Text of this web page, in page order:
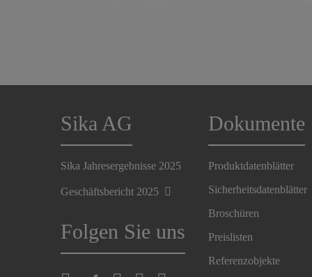
Sika AG
Sika Jahresergebnisse 2025
Geschäftsbericht 2025
Folgen Sie uns
Dokumente
Produktdatenblätter
Sicherheitsdatenblätter
Broschüren
Preislisten
Referenzobjekte